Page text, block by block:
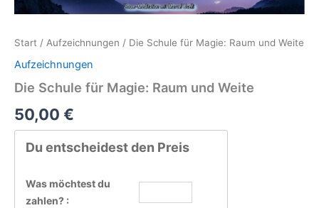
Start / Aufzeichnungen / Die Schule für Magie: Raum und Weite
Aufzeichnungen
Die Schule für Magie: Raum und Weite
50,00 €
Du entscheidest den Preis
Was möchtest du
zahlen? :